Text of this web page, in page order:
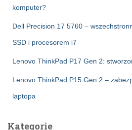
komputer?
Dell Precision 17 5760 –
SSD i procesorem i7
Lenovo ThinkPad P17 Gen 2:
Lenovo ThinkPad P15 Gen 2 –
laptopa
Kategorie